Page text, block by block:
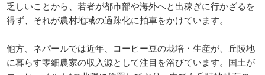
乏しいことから、若者が都市部や海外へと出稼ぎに行かざるを
得ず、それが農村地域の過疎化に拍車をかけています。
他方、ネパールでは近年、コーヒー豆の栽培・生産が、丘陵地
に暮らす零細農家の収入源として注目を浴びています。国土が